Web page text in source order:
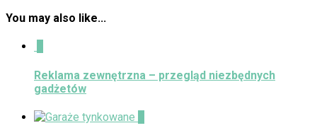
You may also like...
Reklama zewnętrzna – przegląd niezbędnych
gadżetów